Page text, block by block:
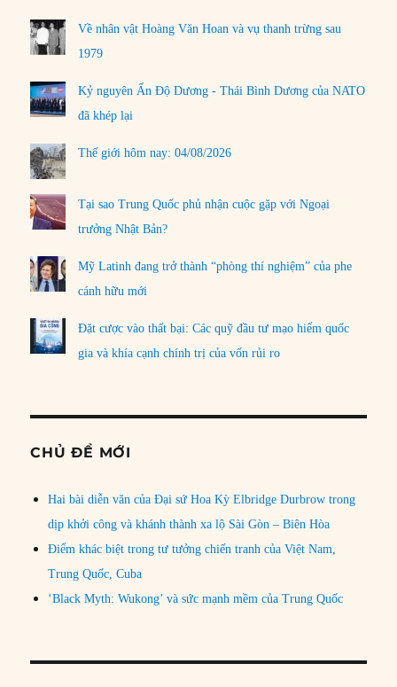
Về nhân vật Hoàng Văn Hoan và vụ thanh trừng sau
1979
Kỷ nguyên Ấn Độ Dương - Thái Bình Dương của NATO
đã khép lại
Thế giới hôm nay: 04/08/2026
Tại sao Trung Quốc phủ nhận cuộc gặp với Ngoại
trưởng Nhật Bản?
Mỹ Latinh đang trở thành “phòng thí nghiệm” của phe
cánh hữu mới
Đặt cược vào thất bại: Các quỹ đầu tư mạo hiểm quốc
gia và khía cạnh chính trị của vốn rủi ro
CHỦ ĐỀ MỚI
Hai bài diễn văn của Đại sứ Hoa Kỳ Elbridge Durbrow trong
dịp khởi công và khánh thành xa lộ Sài Gòn – Biên Hòa
Điểm khác biệt trong tư tưởng chiến tranh của Việt Nam,
Trung Quốc, Cuba
‘Black Myth: Wukong’ và sức mạnh mềm của Trung Quốc